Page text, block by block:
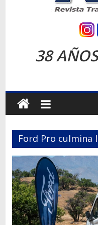
la Expo Compras
Revista
Autos,
camiones,
motos,
información
del
mundo
del
transporte
38
Ford Pro culmina